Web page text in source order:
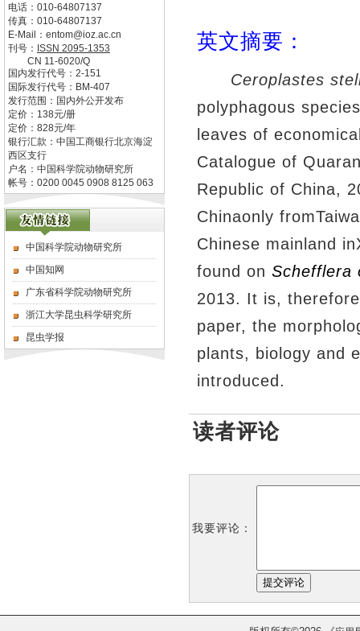
电话： 010-64807137
传真： 010-64807137
E-Mail： entom@ioz.ac.cn
刊号： ISSN 2095-1353
CN 11-6020/Q
国内发行代号： 2-151
国际发行代号： BM-407
发行范围：国内外公开发布
定价： 138元/册
定价： 828元/年
银行汇款：中国工商银行北京海淀
西区支行
户名：中国科学院动物研究所
帐号：0200 0045 0908 8125 063
中国科学院动物研究所
中国知网
广东省科学院动物研究所
浙江大学昆虫科学研究所
昆虫学报
英文摘要：
Ceroplastes
polyphagous
leaves of
Catalogue of
Republic of China,
Chinaonly
Chinese mainland
found on Schefflera
2013. It is,
paper, the
plants, biology and
introduced.
读者评论
我要评论：